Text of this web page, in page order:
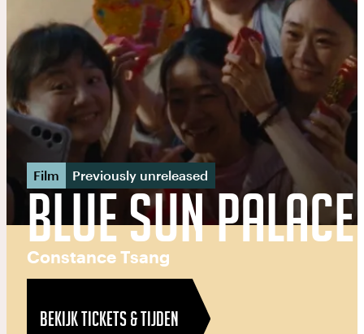
Blue Sun Palace
Constance Tsang
Film Previously unreleased
BEKIJK TICKETS & TIJDEN